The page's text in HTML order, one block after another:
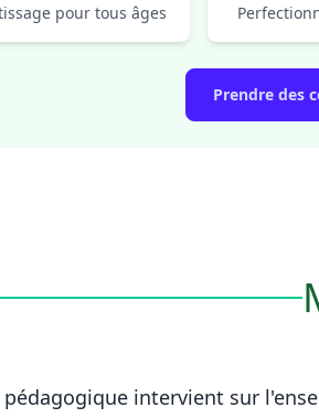
pour tous âges
Prendre des
pédagogique intervient sur